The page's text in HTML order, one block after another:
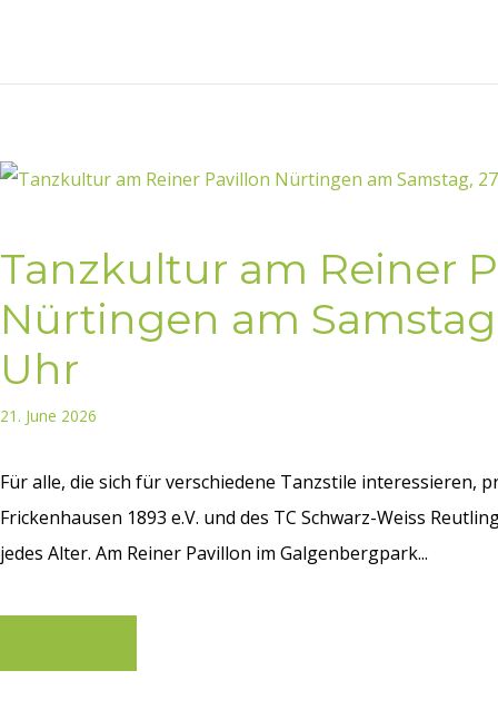
Tanzkultur am Reiner
Nürtingen am Samstag,
Uhr
21. June 2026
Für alle, die sich für verschiedene Tanzstile interessieren,
Frickenhausen 1893 e.V. und des TC Schwarz-Weiss
jedes Alter. Am Reiner Pavillon im Galgenbergpark...